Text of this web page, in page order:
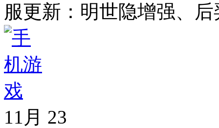
服更新：明世隐增强、
11月 23